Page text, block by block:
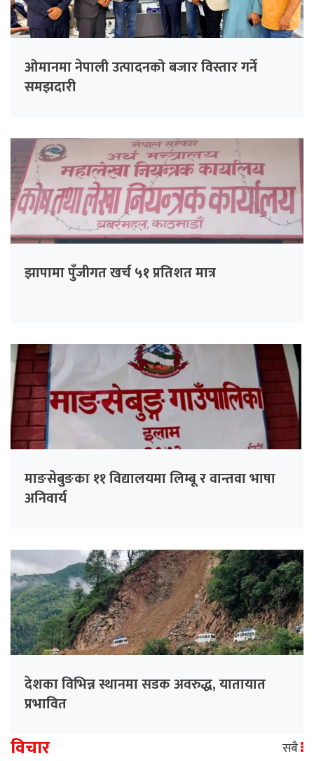
ओमानमा नेपाली उत्पादनको बजार विस्तार गर्ने
समझदारी
झापामा पुँजीगत खर्च ५१ प्रतिशत मात्र
माङसेबुङका ११ विद्यालयमा लिम्बू र वान्तवा भाषा
अनिवार्य
देशका विभिन्न स्थानमा सडक अवरुद्ध, यातायात
प्रभावित
विचार सबै